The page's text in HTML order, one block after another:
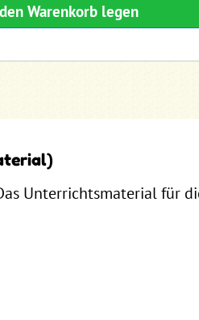
Warenkorb legen
Unterrichtsmaterial für